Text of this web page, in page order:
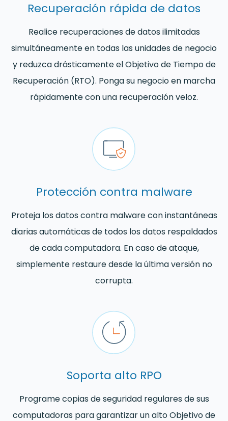
Recuperación rápida de datos
Realice recuperaciones de datos ilimitadas
simultáneamente en todas las unidades de negocio
y reduzca drásticamente el Objetivo de Tiempo de
Recuperación (RTO). Ponga su negocio en marcha
rápidamente con una recuperación veloz.
Protección contra malware
Proteja los datos contra malware con instantáneas
diarias automáticas de todos los datos respaldados
de cada computadora. En caso de ataque,
simplemente restaure desde la última versión no
corrupta.
Soporta alto RPO
Programe copias de seguridad regulares de sus
computadoras para garantizar un alto Objetivo de